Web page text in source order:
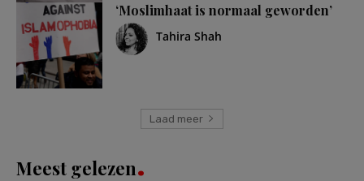
‘Moslimhaat is normaal geworden’
Tahira Shah
Laad meer
Meest gelezen